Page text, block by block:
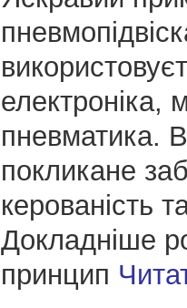
електроніка,
пневматика.
покликане
керованість
Докладніше
принцип